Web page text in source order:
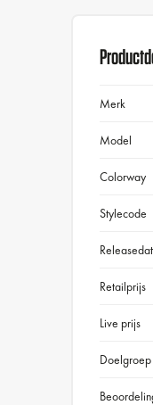
Merk
Model
Colorway
Stylecode
Retailprijs
Live prijs
Doelgroep